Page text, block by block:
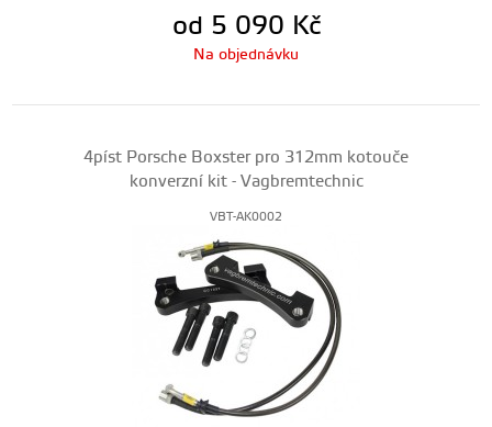
od 5 090 Kč
Na objednávku
4píst Porsche Boxster pro 312mm kotouče
konverzní kit - Vagbremtechnic
VBT-AK0002